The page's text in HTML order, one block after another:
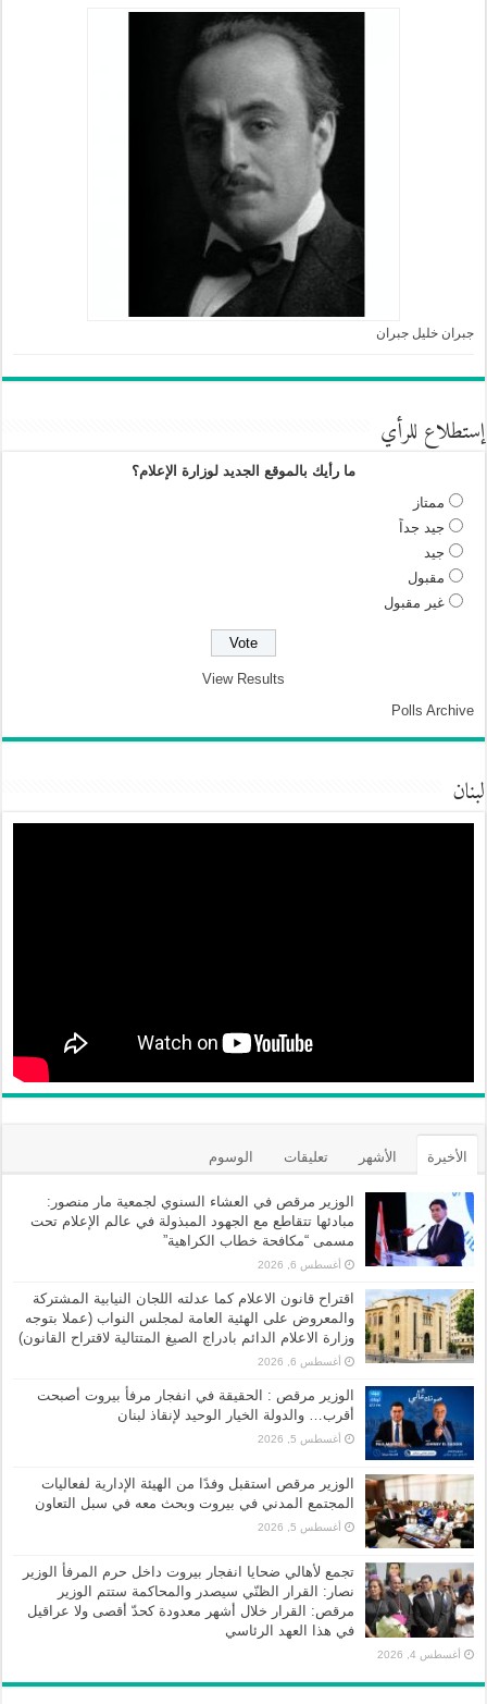
جبران خليل جبران
إستطلاع للرأي
ما رأيك بالموقع الجديد لوزارة الإعلام؟
ممتاز
جيد جداً
جيد
مقبول
غير مقبول
View Results
Polls Archive
لبنان
الأخيرة الأشهر تعليقات الوسوم
الوزير مرقص في العشاء السنوي لجمعية مار منصور:
مبادئها تتقاطع مع الجهود المبذولة في عالم الإعلام تحت
مسمى “مكافحة خطاب الكراهية”
أغسطس 6, 2026
اقتراح قانون الاعلام كما عدلته اللجان النيابية المشتركة
والمعروض على الهئية العامة لمجلس النواب (عملا بتوجه
وزارة الاعلام الدائم بادراج الصيغ المتتالية لاقتراح القانون)
أغسطس 6, 2026
الوزير مرقص : الحقيقة في انفجار مرفأ بيروت أصبحت
أقرب… والدولة الخيار الوحيد لإنقاذ لبنان
أغسطس 5, 2026
الوزير مرقص استقبل وفدًا من الهيئة الإدارية لفعاليات
المجتمع المدني في بيروت وبحث معه في سبل التعاون
أغسطس 5, 2026
تجمع لأهالي ضحايا انفجار بيروت داخل حرم المرفأ الوزير
نصار: القرار الظنّي سيصدر والمحاكمة ستتم الوزير
مرقص: القرار خلال أشهر معدودة كحدّ أقصى ولا عراقيل
في هذا العهد الرئاسي
أغسطس 4, 2026